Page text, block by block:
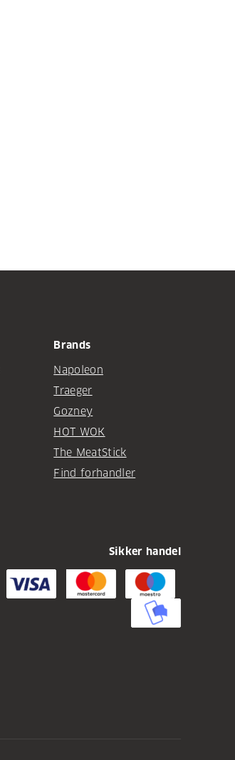
Brands
Napoleon
Traeger
Gozney
HOT WOK
The MeatStick
Find forhandler
Sikker handel